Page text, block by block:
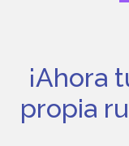
¡Ahora
propia